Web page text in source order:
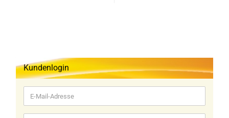
Kundenlogin
E-
Mail-
Adresse